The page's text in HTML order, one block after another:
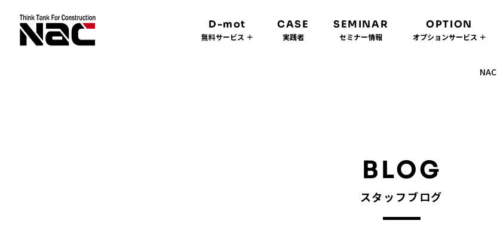
D-mot
無料サービス ＋
CASE
実践者
SEMINAR
セミナー情報
OPTION
オプションサービス ＋
NAC
BLOG
スタッフブログ